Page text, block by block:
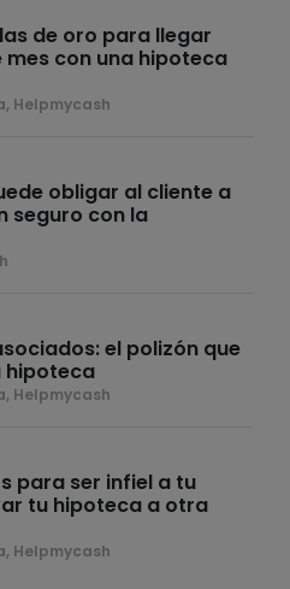
de oro para llegar
mes con una hipoteca
Helpmycash
obligar al cliente a
seguro con la
el polizón que
hipoteca
Helpmycash
para ser infiel a tu
tu hipoteca a otra
Helpmycash